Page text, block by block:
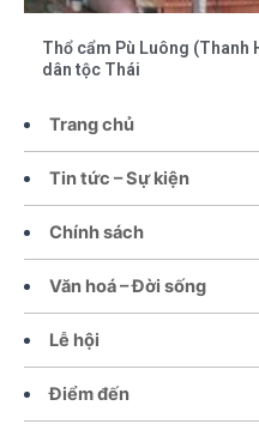
Trang chủ
Tin tức – Sự kiện
Chính sách
Văn hoá – Đời sống
Lễ hội
Điểm đến
Thổ cẩm Pù Luông (Thanh
dân tộc Thái